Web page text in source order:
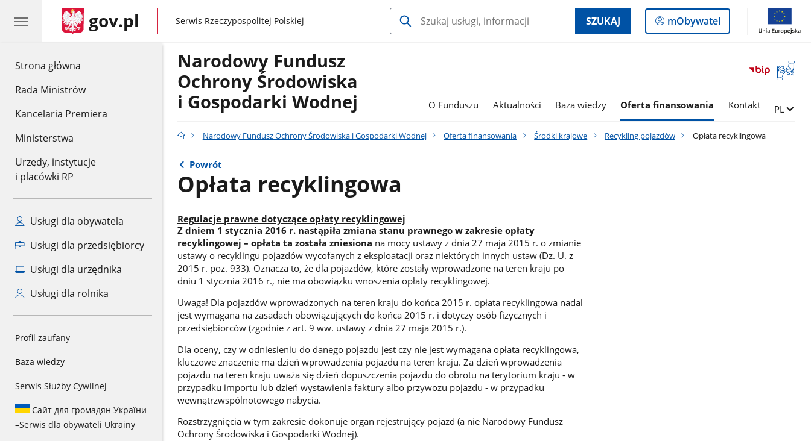
Strona główna
Rada Ministrów
Kancelaria Premiera
Ministerstwa
Urzędy, instytucje
i placówki RP
Usługi dla obywatela
Usługi dla przedsiębiorcy
Usługi dla urzędnika
Usługi dla rolnika
Profil zaufany
Baza wiedzy
Serwis Służby Cywilnej
Сайт для громадян України
–Serwis dla obywateli Ukrainy
gov.pl gov.pl
Serwis Rzeczypospolitej Polskiej SZUKAJ
Logowanie
do
mObywatel
Otwórz
okno
języka
Narodowy Fundusz
Ochrony Środowiska
i Gospodarki Wodnej
O Funduszu Aktualności Baza wiedzy Oferta finansowania Kontakt Zmień
PL
Narodowy Fundusz Ochrony Środowiska i Gospodarki Wodnej Oferta finansowania Środki krajowe Recykling pojazdów Opłata recyklingowa
Powrót
Opłata recyklingowa
Regulacje prawne dotyczące opłaty recyklingowej
Z dniem 1 stycznia 2016 r. nastąpiła zmiana stanu prawnego w zakresie opłaty
recyklingowej – opłata ta została zniesiona na mocy ustawy z dnia 27 maja 2015 r. o zmianie
ustawy o recyklingu pojazdów wycofanych z eksploatacji oraz niektórych innych ustaw (Dz. U. z
2015 r. poz. 933). Oznacza to, że dla pojazdów, które zostały wprowadzone na teren kraju po
dniu 1 stycznia 2016 r., nie ma obowiązku wnoszenia opłaty recyklingowej.
Uwaga! Dla pojazdów wprowadzonych na teren kraju do końca 2015 r. opłata recyklingowa nadal
jest wymagana na zasadach obowiązujących do końca 2015 r. i dotyczy osób fizycznych i
przedsiębiorców (zgodnie z art. 9 ww. ustawy z dnia 27 maja 2015 r.).
Dla oceny, czy w odniesieniu do danego pojazdu jest czy nie jest wymagana opłata recyklingowa,
kluczowe znaczenie ma dzień wprowadzenia pojazdu na teren kraju. Za dzień wprowadzenia
pojazdu na teren kraju uważa się dzień dopuszczenia pojazdu do obrotu na terytorium kraju - w
przypadku importu lub dzień wystawienia faktury albo przywozu pojazdu - w przypadku
wewnątrzwspólnotowego nabycia.
Rozstrzygnięcia w tym zakresie dokonuje organ rejestrujący pojazd (a nie Narodowy Fundusz
Ochrony Środowiska i Gospodarki Wodnej).